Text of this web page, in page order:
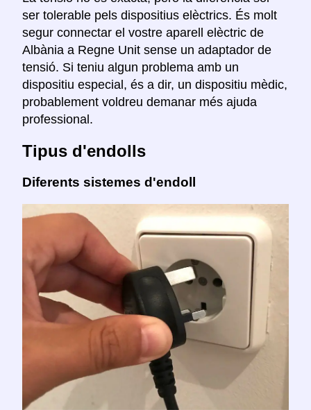
ser tolerable pels dispositius elèctrics. És molt
segur connectar el vostre aparell elèctric de
Albània a Regne Unit sense un adaptador de
tensió. Si teniu algun problema amb un
dispositiu especial, és a dir, un dispositiu mèdic,
probablement voldreu demanar més ajuda
professional.
Tipus d'endolls
Diferents sistemes d'endoll